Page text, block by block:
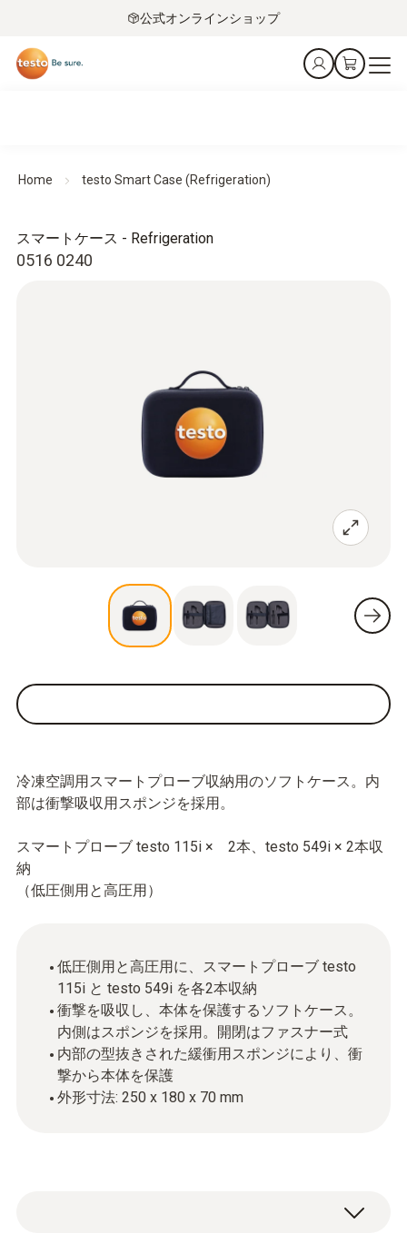
公式オンラインショップ
Home testo Smart Case (Refrigeration)
0516 0240
スマートケース - Refrigeration
冷凍空調用スマートプローブ収納用のソフトケース。内
部は衝撃吸収用スポンジを採用。
スマートプローブ testo 115i × 2本、testo 549i × 2本収
納
（低圧側用と高圧用）
低圧側用と高圧用に、スマートプローブ testo
115i と testo 549i を各2本収納
衝撃を吸収し、本体を保護するソフトケース。
内側はスポンジを採用。開閉はファスナー式
内部の型抜きされた緩衝用スポンジにより、衝
撃から本体を保護
外形寸法: 250 x 180 x 70 mm